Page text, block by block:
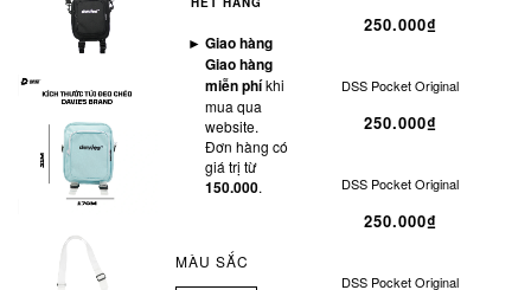
► Giao hàng
Giao hàng
miễn phíkhi
mua qua
website.
Đơn hàng có
giá trị từ
150.000.
MÀU SẮC
250.000₫
DSS Pocket Original
250.000₫
DSS Pocket Original
250.000₫
DSS Pocket Original